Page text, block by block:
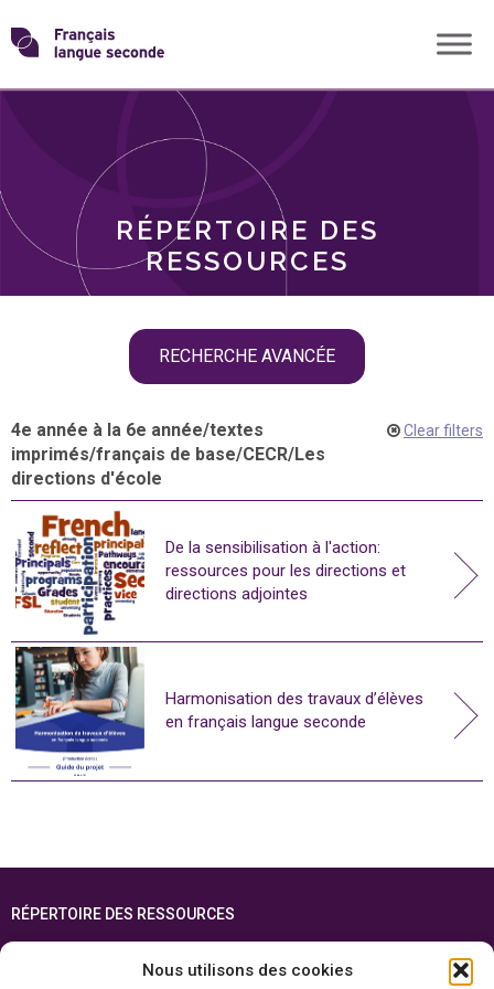
Nous utilisons des cookies
Skip
toTransformons
langue
RÉPERTOIRE DES
RESSOURCES
RECHERCHE AVANCÉE
THÈMES
4e année à la 6e année/textes
imprimés/français de base/CECR/Les
directions d'école
Clear filters
De la sensibilisation à l'action:
ressources pour les directions et
directions adjointes
Harmonisation des travaux d’élèves
en français langue seconde
RÉPERTOIRE DES RESSOURCES